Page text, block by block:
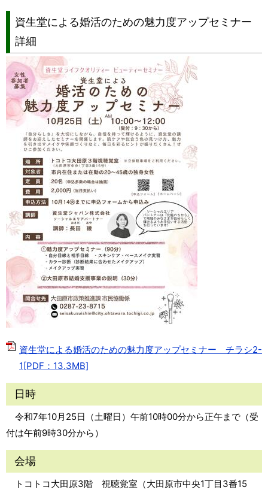
資生堂による婚活のための魅力度アップセミナー
詳細
資生堂による婚活のための魅力度アップセミナー チラシ2-
1[PDF：13.3MB]
日時
令和7年10月25日（土曜日）午前10時00分から正午まで（受
付は午前9時30分から）
会場
トコトコ大田原3階 視聴覚室（大田原市中央1丁目3番15